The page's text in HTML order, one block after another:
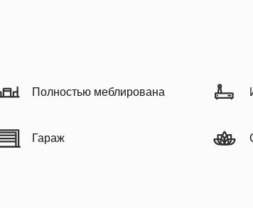
Полностью меблирована
Гараж